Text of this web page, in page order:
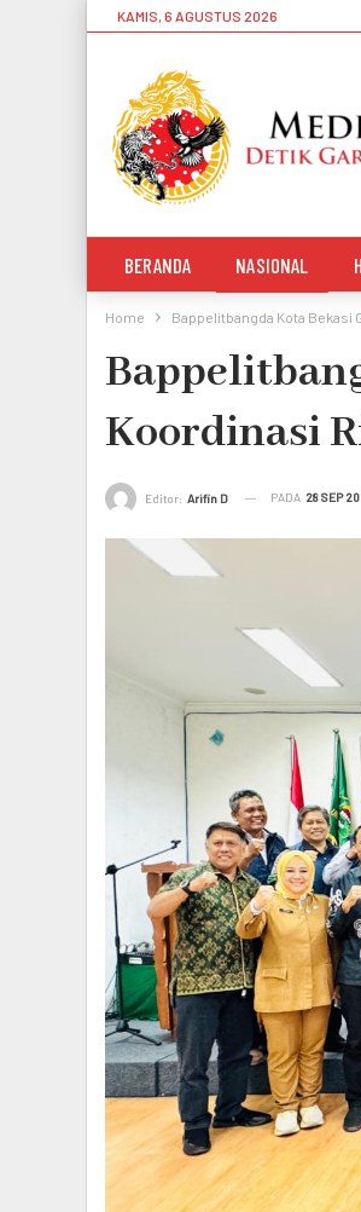
KAMIS, 6 AGUSTUS 2026
BERANDA NASIONAL
Home Bappelitbangda Kota Bekasi
Koordinasi
Editor: Arifin D PADA 28 SEP